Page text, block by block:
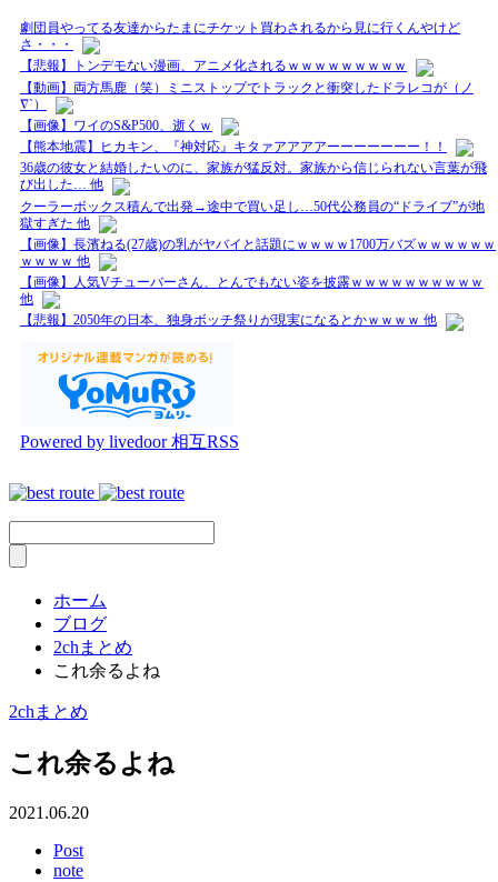
劇団員やってる友達からたまにチケット買わされるから見に行くんやけど
さ・・・
【悲報】トンデモない漫画、アニメ化されるｗｗｗｗｗｗｗｗｗ
【動画】両方馬鹿（笑）ミニストップでトラックと衝突したドラレコが（ノ
∇`）
【画像】ワイのS&P500、逝くｗ
【熊本地震】ヒカキン、『神対応』キタァアアアアーーーーーーー！！
36歳の彼女と結婚したいのに、家族が猛反対。家族から信じられない言葉が飛
び出した… 他
クーラーボックス積んで出発→途中で買い足し…50代公務員の“ドライブ”が地
獄すぎた 他
【画像】長濱ねる(27歳)の乳がヤバイと話題にｗｗｗｗ1700万バズｗｗｗｗｗｗ
ｗｗｗｗ 他
【画像】人気Vチューバーさん、とんでもない姿を披露ｗｗｗｗｗｗｗｗｗｗ
他
【悲報】2050年の日本、独身ボッチ祭りが現実になるとかｗｗｗｗ 他
Powered by livedoor 相互RSS
ホーム
ブログ
2chまとめ
これ余るよね
2chまとめ
これ余るよね
2021.06.20
Post
note